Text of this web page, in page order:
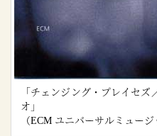
「チェンジング・プレイセ
オ」
（ECM ユニバーサルミュージ